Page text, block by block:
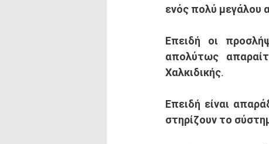
ενός πολύ μεγάλου
Επειδή οι
απολύτως
Χαλκιδικής.
Επειδή είναι